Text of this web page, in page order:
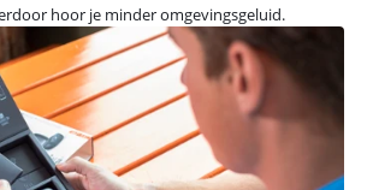
hoor je minder omgevingsgeluid.